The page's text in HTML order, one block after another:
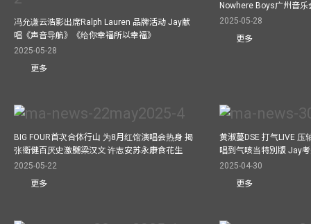
冯允谦云浩影出席Ralph Lauren 品牌活动 Jay献
唱《声音导航》《给你幸福所以幸福》
2025-05-28
更多
Nowhere Boys广州音
2025-05-28
更多
BIG FOUR首次合体行山 为8月红馆演唱会热身 揭
张衞健百厌史激嬲梁汉文 许志安苏永康食花生
2025-05-22
更多
黄淑蔓DSE 打气LIVE 压
唱到气咳当特別版 Jay
2025-04-30
更多